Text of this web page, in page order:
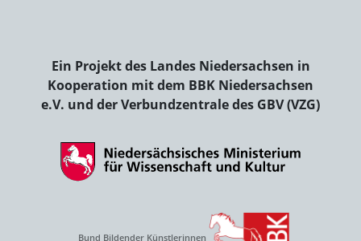
Ein Projekt des Landes Niedersachsen in
Kooperation mit dem BBK Niedersachsen
e.V. und der Verbundzentrale des GBV (VZG)
Bund Bildender Künstlerinnen